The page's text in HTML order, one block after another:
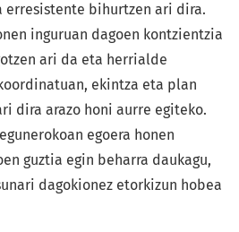
bihurtzen ari dira.
inguruan dagoen kontzientzia
ari da eta herrialde
ekintza eta plan
dira arazo honi aurre egiteko.
egoera honen
guztia egin beharra daukagu,
dagokionez etorkizun hobea